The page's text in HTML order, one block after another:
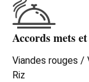
Accords mets
Viandes rouges /
Riz